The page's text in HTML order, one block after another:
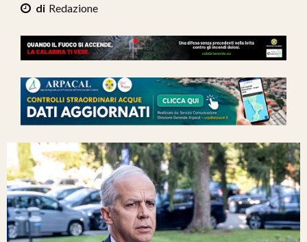
Redazione